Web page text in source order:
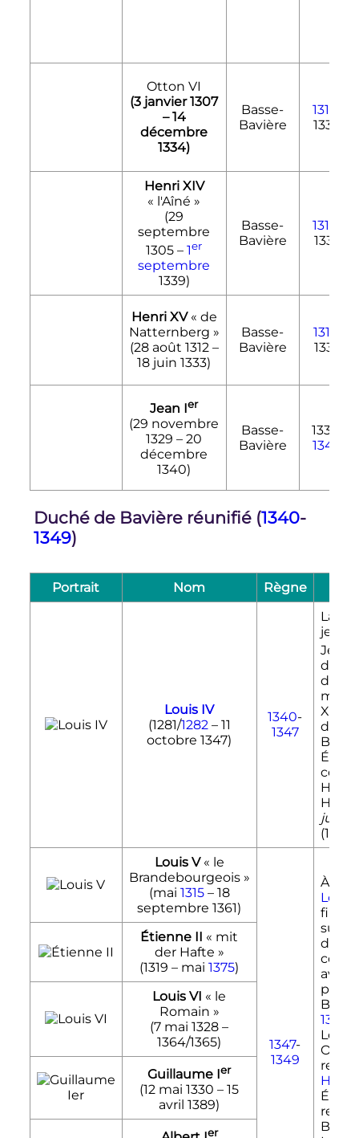
Otton VI
(3 janvier 1307
–14
décembre
1334)
Basse-
Bavière
1310
1334
Henri XIV
« l'Aîné »
(29
septembre
1305 –1er
septembre
1339)
Basse-
Bavière
1310
1339
Henri XV« de
Natternberg »
(28 août 1312–
18 juin 1333)
Basse-
Bavière
1312
1333
Jean Ier
(29 novembre
1329 –20
décembre
1340)
Basse-
Bavière
1339-
1340
Duché de Bavière réunifié (1340-
1349)
Portrait Nom Règne
Louis IV
(1281/1282 – 11
octobre 1347)
1340-
1347
La
Jean
mâle
XIII,
de
jure
(1345-
Louis V« le
Brandebourgeois »
(mai 1315– 18
septembre 1361)
1347-
1349
À la
Louis
fils lui
avant
1349
Louis
reçoit
Étienne II « mit
der Hafte »
(1319 – mai1375)
Louis VI « le
Romain »
(7 mai 1328 –
1364/1365)
Guillaume Ier
(12 mai 1330 –15
avril 1389)
er